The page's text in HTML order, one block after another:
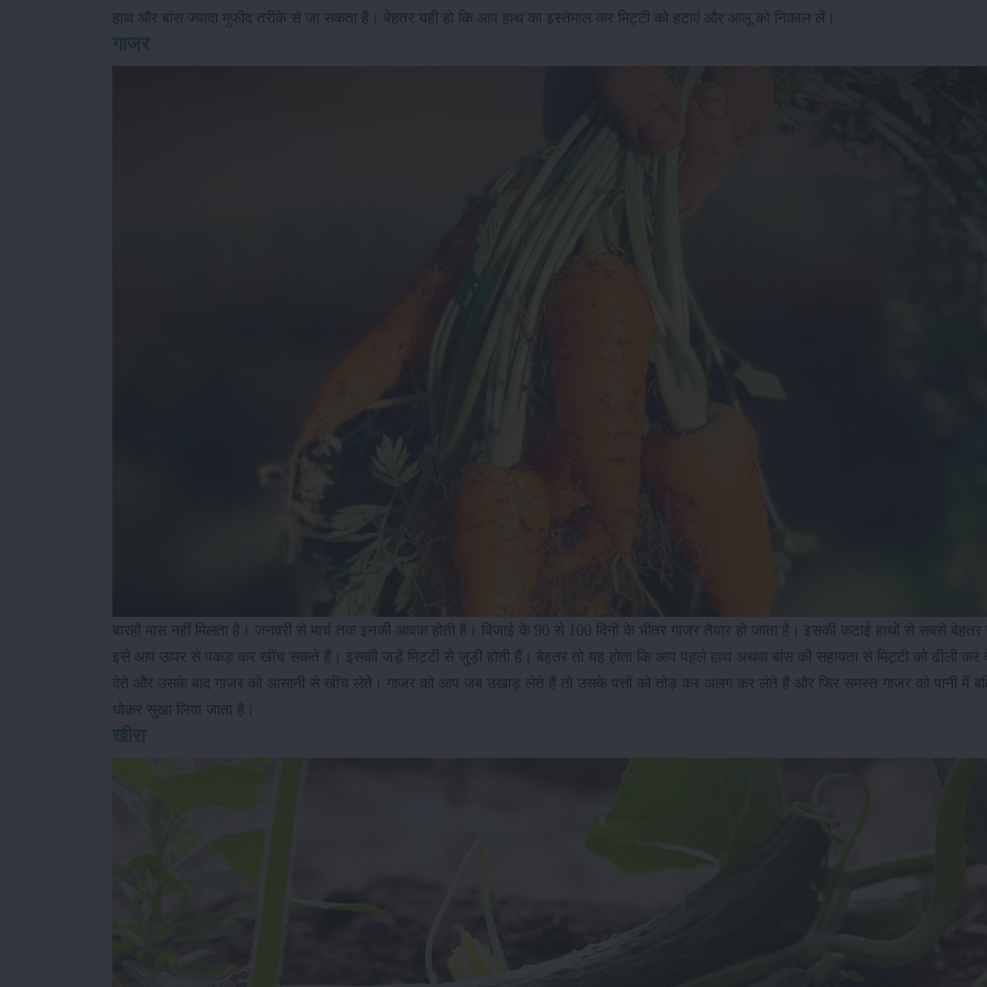
हाथ और बांस ज्यादा मुफीद तरीके से जा सकता है। बेहतर यही हो कि आप हाथ का इस्तेमाल कर मिट्टी को हटाएं और आलू को निकाल लें।
गाजर
बारहों मास नहीं मिलता है। जनवरी से मार्च तक इनकी आवक होती है। बिजाई के 90 से 100 दिनों के भीतर गाजर तैयार हो जाता है। इसकी कटाई हाथों से सबसे बेहतर
इसे आप ऊपर से पकड़ कर खींच सकते हैं। इसकी जड़ें मिट्टी से जुड़ी होती हैं। बेहतर तो यह होता कि आप पहले हाथ अथवा बांस की सहायता से मिट्टी को ढीली कर
देते और उसके बाद गाजर को आसानी से खींच लेते। गाजर को आप जब उखाड़ लेते हैं तो उसके पत्तों को तोड़ कर अलग कर लेते हैं और फिर समस्त गाजर को पानी में
धोकर सुखा लिया जाता है।
खीरा